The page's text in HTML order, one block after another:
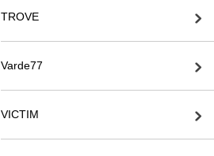
TROVE
Varde77
VICTIM